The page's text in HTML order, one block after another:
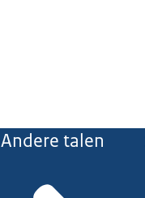
Andere talen